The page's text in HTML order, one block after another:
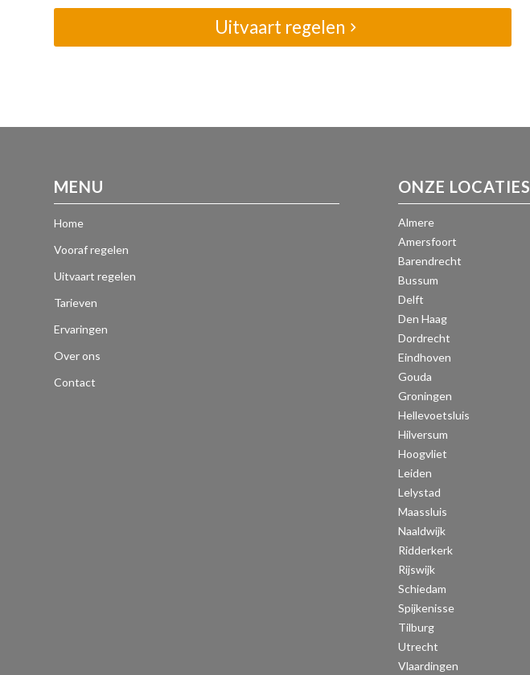
Uitvaart regelen
MENU
Home
Vooraf regelen
Uitvaart regelen
Tarieven
Ervaringen
Over ons
Contact
ONZE LOCATIES
Almere
Amersfoort
Barendrecht
Bussum
Delft
Den Haag
Dordrecht
Eindhoven
Gouda
Groningen
Hellevoetsluis
Hilversum
Hoogvliet
Leiden
Lelystad
Maassluis
Naaldwijk
Ridderkerk
Rijswijk
Schiedam
Spijkenisse
Tilburg
Utrecht
Vlaardingen